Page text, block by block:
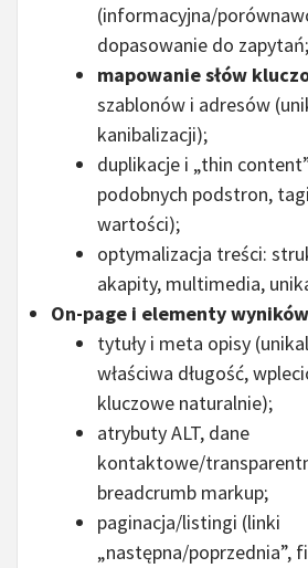
(informacyjna/
dopasowanie do zapytań;
mapowanie słów
szablonów i adresów
kanibalizacji);
duplikacje i „thin
podobnych podstron,
wartości);
optymalizacja treści:
akapity, multimedia,
On-page i elementy
tytuły i meta opisy
właściwa długość,
kluczowe naturalnie);
atrybuty ALT, dane
kontaktowe/
breadcrumb markup;
paginacja/listingi (linki
„następna/poprzednia”,